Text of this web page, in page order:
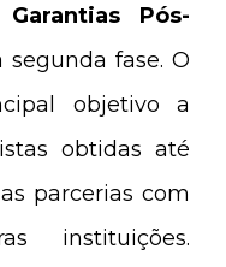
Pós-
fase. O
objetivo a
obtidas até
parcerias com
instituições.